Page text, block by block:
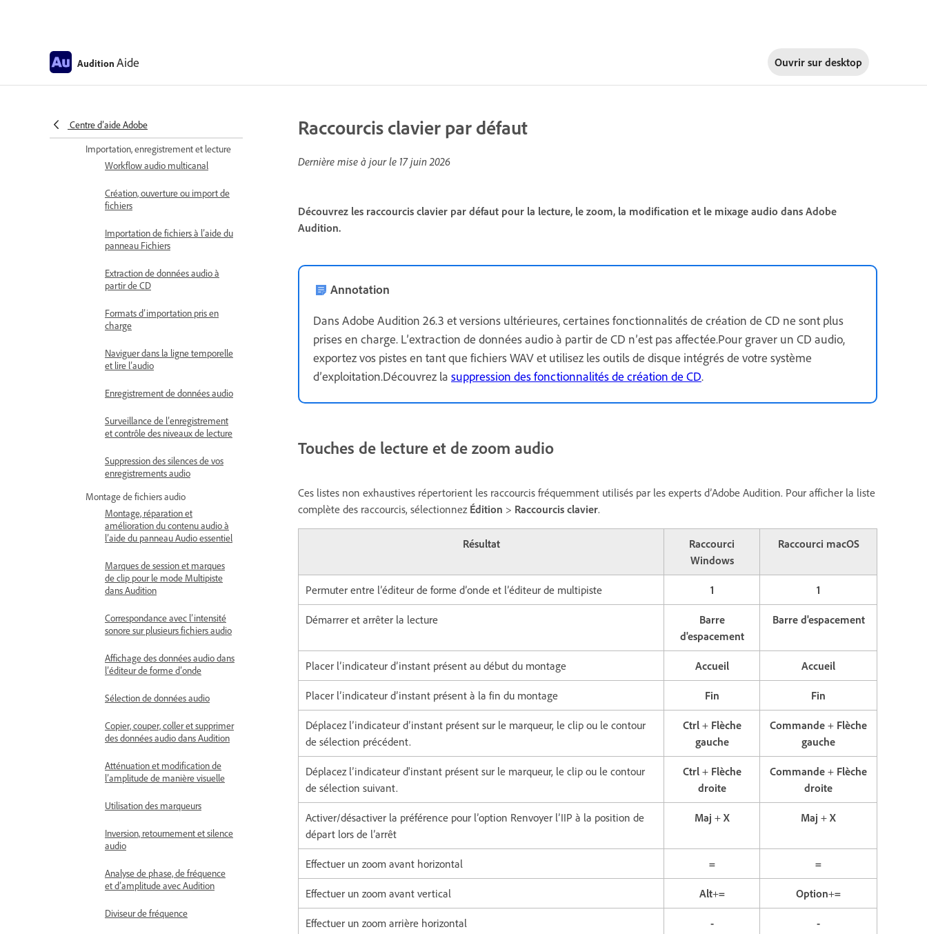
Audition Aide Ouvrir sur desktop
Centre d’aide Adobe
bêta)
Numérisation des données audio
Importation, enregistrement et lecture
Workflow audio multicanal
Création, ouverture ou import de
fichiers
Importation de fichiers à l’aide du
panneau Fichiers
Extraction de données audio à
partir de CD
Formats d’importation pris en
charge
Naviguer dans la ligne temporelle
et lire l’audio
Enregistrement de données audio
Surveillance de l’enregistrement
et contrôle des niveaux de lecture
Suppression des silences de vos
enregistrements audio
Montage de fichiers audio
Montage, réparation et
amélioration du contenu audio à
l’aide du panneau Audio essentiel
Marques de session et marques
de clip pour le mode Multipiste
dans Audition
Correspondance avec l’intensité
sonore sur plusieurs fichiers audio
Affichage des données audio dans
l’éditeur de forme d’onde
Sélection de données audio
Copier, couper, coller et supprimer
des données audio dans Audition
Atténuation et modification de
l’amplitude de manière visuelle
Utilisation des marqueurs
Inversion, retournement et silence
audio
Analyse de phase, de fréquence
et d’amplitude avec Audition
Diviseur de fréquence
Raccourcis clavier par défaut
Dernière mise à jour le 17 juin 2026
Découvrez les raccourcis clavier par défaut pour la lecture, le zoom, la modification et le mixage audio dans Adobe
Audition.
Annotation
Dans Adobe Audition 26.3 et versions ultérieures, certaines fonctionnalités de création de CD ne sont plus
prises en charge. L’extraction de données audio à partir de CD n’est pas affectée.Pour graver un CD audio,
exportez vos pistes en tant que fichiers WAV et utilisez les outils de disque intégrés de votre système
d’exploitation.Découvrez la suppression des fonctionnalités de création de CD.
Touches de lecture et de zoom audio
Ces listes non exhaustives répertorient les raccourcis fréquemment utilisés par les experts d’Adobe Audition. Pour afficher la liste
complète des raccourcis, sélectionnez Édition > Raccourcis clavier.
Résultat
Raccourci
Windows
Raccourci macOS
Permuter entre l’éditeur de forme d’onde et l’éditeur de multipiste 1 1
Démarrer et arrêter la lecture
Barre
d'espacement
Barre d'espacement
Placer l’indicateur d’instant présent au début du montage Accueil Accueil
Placer l’indicateur d’instant présent à la fin du montage Fin Fin
Déplacez l’indicateur d’instant présent sur le marqueur, le clip ou le contour
de sélection précédent.
Ctrl+ Flèche
gauche
Commande + Flèche
gauche
Déplacez l’indicateur d'instant présent sur le marqueur, le clip ou le contour
de sélection suivant.
Ctrl+ Flèche
droite
Commande + Flèche
droite
Activer/désactiver la préférence pour l’option Renvoyer l’IIP à la position de
départ lors de l’arrêt
Maj + X Maj + X
Effectuer un zoom avant horizontal = =
Effectuer un zoom avant vertical Alt+= Option+=
Effectuer un zoom arrière horizontal - -